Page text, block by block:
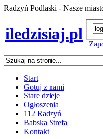
Radzyń Podlaski - Nasze
iledzisiaj.pl
Start
Gotuj z nami
Stare dzieje
Ogłoszenia
112 Radzyń
Babska Strefa
Kontakt